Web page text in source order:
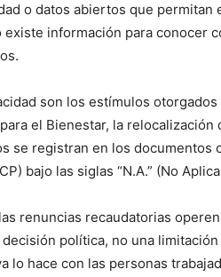
o datos abiertos que permitan
existe información para conocer
son los estímulos
el Bienestar, la
se registran en los documentos
bajo las siglas “N.A.” (No
renuncias recaudatorias
política, no una
lo hace con las personas